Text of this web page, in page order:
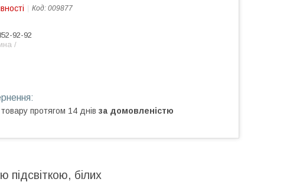
Код: 009877
92-92
/
протягом 14 днів за домовленістю
підсвіткою, білих